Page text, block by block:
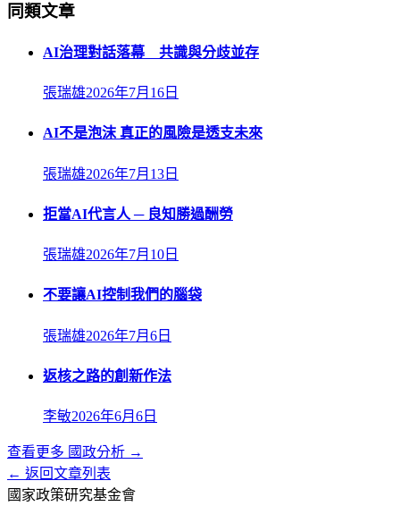
同類文章
AI治理對話落幕 共識與分歧並存
張瑞雄2026年7月16日
AI不是泡沫 真正的風險是透支未來
張瑞雄2026年7月13日
拒當AI代言人 ─ 良知勝過酬勞
張瑞雄2026年7月10日
不要讓AI控制我們的腦袋
張瑞雄2026年7月6日
返核之路的創新作法
李敏2026年6月6日
查看更多 國政分析 →
← 返回文章列表
國家政策研究基金會